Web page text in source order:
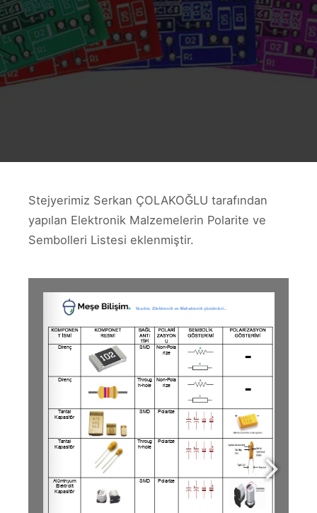
Stejyerimiz Serkan ÇOLAKOĞLU tarafından
yapılan Elektronik Malzemelerin Polarite ve
Sembolleri Listesi eklenmiştir.